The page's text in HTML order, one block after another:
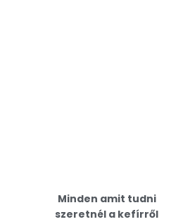
Minden amit tudni
szeretnél a kefírről